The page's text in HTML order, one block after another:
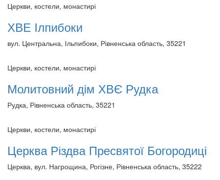
Церкви, костели, монастирі
ХВЕ Ілпибоки
вул. Центральна, Ільпибоки, Рівненська область, 35221
Церкви, костели, монастирі
Молитовний дім ХВЄ Рудка
Рудка, Рівненська область, 35221
Церкви, костели, монастирі
Церква Різдва Пресвятої Богородиці
Церква, вул. Нагрощина, Рогізне, Рівненська область, 35222